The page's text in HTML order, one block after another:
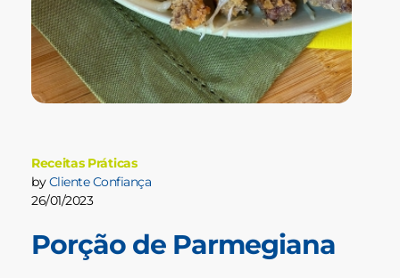
Porção de Parmegiana
26/01/2023
by Cliente Confiança
Receitas Práticas